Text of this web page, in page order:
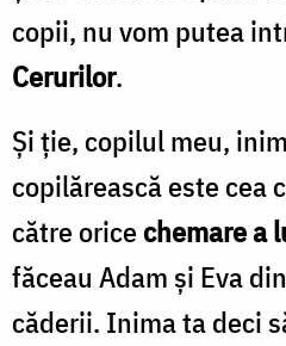
copii, nu vom putea
Cerurilor.
Și ție, copilul meu,
copilărească este cea
către oricechemare a
făceau Adam și Eva
căderii. Inima ta deci